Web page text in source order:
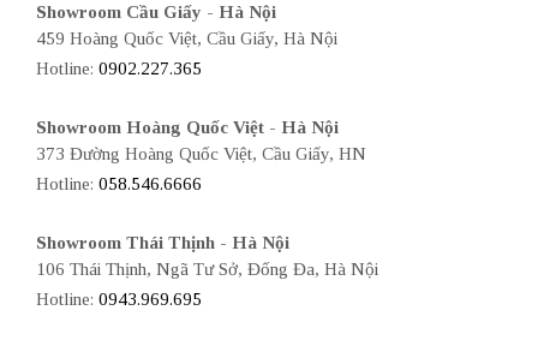
Showroom Cầu Giấy - Hà Nội
459 Hoàng Quốc Việt, Cầu Giấy, Hà Nội
Hotline: 0902.227.365
Showroom Hoàng Quốc Việt - Hà Nội
373 Đường Hoàng Quốc Việt, Cầu Giấy, HN
Hotline: 058.546.6666
Showroom Thái Thịnh - Hà Nội
106 Thái Thịnh, Ngã Tư Sở, Đống Đa, Hà Nội
Hotline: 0943.969.695